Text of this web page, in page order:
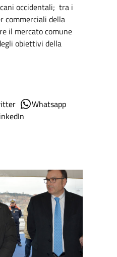
occidentali; tra i
commerciali della
il mercato comune
obiettivi della
Whatsapp